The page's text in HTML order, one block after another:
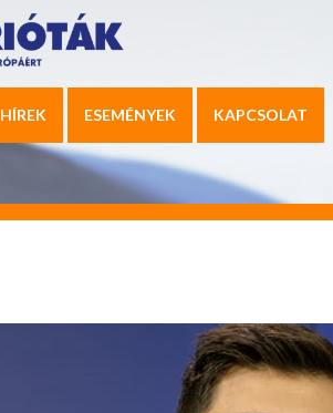
HÍREK ESEMÉNYEK KAPCSOLAT